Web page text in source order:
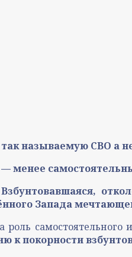
называемую СВО а
— менее
Запада
самостоятельного и
покорности